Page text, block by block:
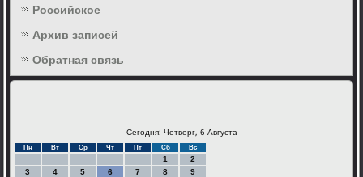
Российское
Архив записей
Обратная связь
Сегодня: Четверг, 6 Августа
Пн Вт Ср Чт Пт Сб Вс
1
2
3
4 5 6 7 8
9